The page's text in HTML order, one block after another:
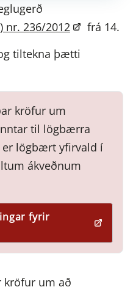
nr. 236/2012
frá 14.
tiltekna þætti
kröfur um
til lögbærra
er lögbært yfirvald í
ákveðnum
fyrir
kröfur um að
er lagt almennt